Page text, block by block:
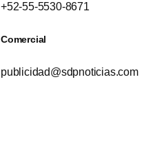
+52-55-5530-8671
Comercial
publicidad@sdpnoticias.com